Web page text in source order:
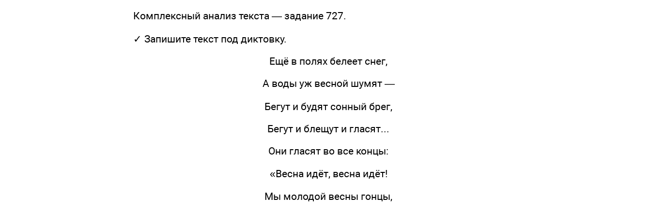
Комплексный анализ текста — задание 727.
✓ Запишите текст под диктовку.
Ещё в полях белеет снег,
А воды уж весной шумят —
Бегут и будят сонный брег,
Бегут и блещут и гласят...
Они гласят во все концы:
«Весна идёт, весна идёт!
Мы молодой весны гонцы,